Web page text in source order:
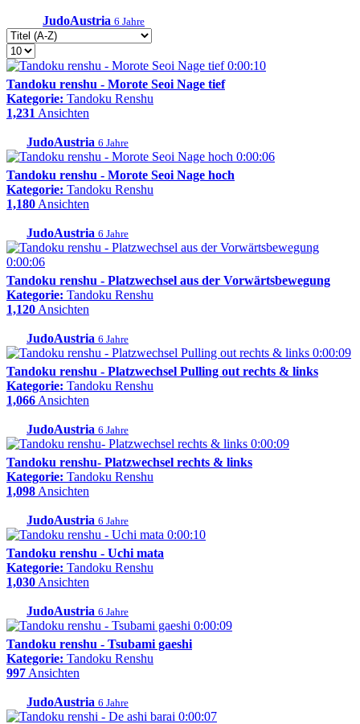
JudoAustria 6 Jahre
0:00:10
Tandoku renshu - Morote Seoi Nage tief
Kategorie: Tandoku Renshu
1,231Ansichten
JudoAustria 6 Jahre
0:00:06
Tandoku renshu - Morote Seoi Nage hoch
Kategorie: Tandoku Renshu
1,180Ansichten
JudoAustria 6 Jahre
0:00:06
Tandoku renshu - Platzwechsel aus der Vorwärtsbewegung
Kategorie: Tandoku Renshu
1,120Ansichten
JudoAustria 6 Jahre
0:00:09
Tandoku renshu - Platzwechsel Pulling out rechts & links
Kategorie: Tandoku Renshu
1,066Ansichten
JudoAustria 6 Jahre
0:00:09
Tandoku renshu- Platzwechsel rechts & links
Kategorie: Tandoku Renshu
1,098Ansichten
JudoAustria 6 Jahre
0:00:10
Tandoku renshu - Uchi mata
Kategorie: Tandoku Renshu
1,030Ansichten
JudoAustria 6 Jahre
0:00:09
Tandoku renshu - Tsubami gaeshi
Kategorie: Tandoku Renshu
997Ansichten
JudoAustria 6 Jahre
0:00:07